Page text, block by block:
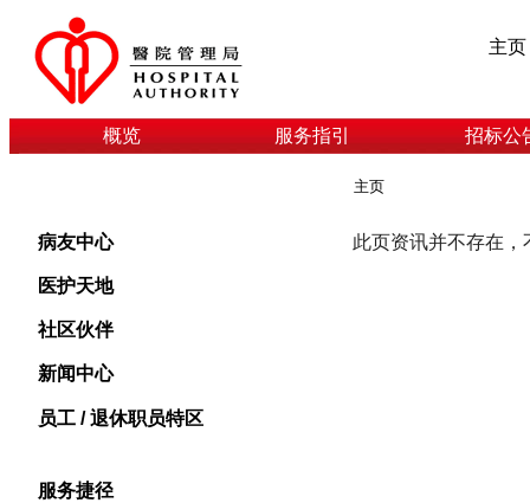
主页
概览 服务指引 招标公
病友中心
医护天地
社区伙伴
新闻中心
员工 / 退休职员特区
服务捷径
主页